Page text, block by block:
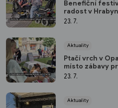
Benefiční
radost v
handicapované
23. 7.
Aktuality
Ptačí vrch v
místo zábavy
23. 7.
Aktuality